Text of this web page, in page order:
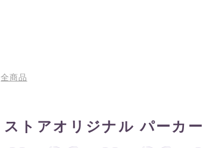
全商品
ストアオリジナル パーカ